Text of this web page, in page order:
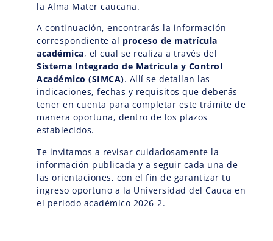
la Alma Mater caucana.
A continuación, encontrarás la información
correspondiente al proceso de matrícula
académica, el cual se realiza a través del
Sistema Integrado de Matrícula y Control
Académico (SIMCA). Allí se detallan las
indicaciones, fechas y requisitos que deberás
tener en cuenta para completar este trámite de
manera oportuna, dentro de los plazos
establecidos.
Te invitamos a revisar cuidadosamente la
información publicada y a seguir cada una de
las orientaciones, con el fin de garantizar tu
ingreso oportuno a la Universidad del Cauca en
el periodo académico 2026-2.